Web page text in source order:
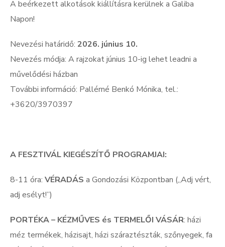
A beérkezett alkotások kiállításra kerülnek a Galiba
Napon!
Nevezési határidő: 2026. június 10.
Nevezés módja: A rajzokat június 10-ig lehet leadni a
művelődési házban
További információ: Pallérné Benkó Mónika, tel.:
+3620/3970397
A FESZTIVÁL KIEGÉSZÍTŐ PROGRAMJAI:
8-11 óra: VÉRADÁS a Gondozási Központban („Adj vért,
adj esélyt!”)
PORTÉKA – KÉZMŰVES és TERMELŐI VÁSÁR: házi
méz termékek, házisajt, házi száraztészták, szőnyegek, fa